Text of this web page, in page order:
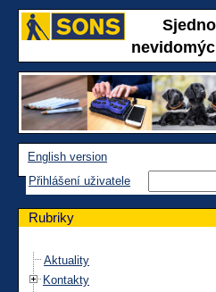
English version
Přihlášení uživatele
Rubriky
Aktuality
Kontakty